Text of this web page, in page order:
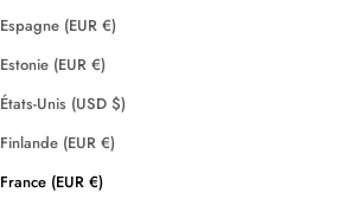
Espagne (EUR €)
Estonie (EUR €)
États-Unis (USD $)
Finlande (EUR €)
France (EUR €)